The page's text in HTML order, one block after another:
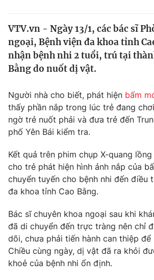
Thế giới
Thế giới đó đây
Câu chuyện quốc tế
Kinh tế
Tài chính
Thị trường
Góc doanh nghiệp
Dữ liệu và đời sống
Truyền hình
Phim VTV
Hậu trường
Nhân vật
Khán giả
Giải sao mai
Giải trí
Âm nhạc
Sao
Đời sống
Du lịch
Làm đẹp
Giáo dục
Tuyển sinh
Giáo dục
VTV.vn - Ngày 13/1, các bác sĩ
ngoại, Bệnh viện đa khoa tỉnh
nhận bệnh nhi 2 tuổi, trú tại
Bằng do nuốt dị vật.
Người nhà cho biết, phát hiện bấm
thấy phần nắp trong lúc trẻ đang
ngờ trẻ nuốt phải và đưa trẻ đến
phố Yên Bái kiểm tra.
Kết quả trên phim chụp X-quang
cho trẻ phát hiện hình ảnh nắp của
chuyển tuyến cho bệnh nhi đến điều
đa khoa tỉnh Cao Bằng.
Bác sĩ chuyên khoa ngoại sau khi
đã di chuyển đến trực tràng nên chỉ
dõi, chưa phải tiến hành can thiệp
Chiều cùng ngày, dị vật đã ra khỏi
khoẻ của bệnh nhi ổn định.